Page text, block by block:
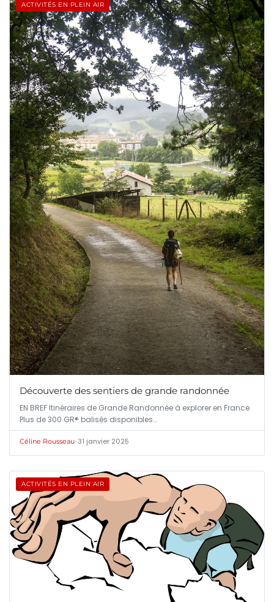
ACTIVITÉS EN PLEIN AIR
Découverte des sentiers de grande randonnée
EN BREF Itinéraires de Grande Randonnée à explorer en France
Plus de 300 GR® balisés disponibles…
Céline Rousseau•31 janvier 2025
ACTIVITÉS EN PLEIN AIR